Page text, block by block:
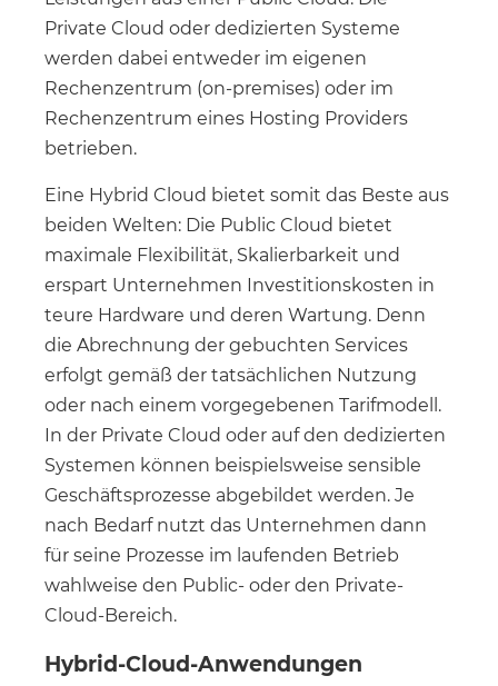
Private Cloud oder dedizierten Systeme
werden dabei entweder im eigenen
Rechenzentrum (on-premises) oder im
Rechenzentrum eines Hosting Providers
betrieben.
Eine Hybrid Cloud bietet somit das Beste aus
beiden Welten: Die Public Cloud bietet
maximale Flexibilität, Skalierbarkeit und
erspart Unternehmen Investitionskosten in
teure Hardware und deren Wartung. Denn
die Abrechnung der gebuchten Services
erfolgt gemäß der tatsächlichen Nutzung
oder nach einem vorgegebenen Tarifmodell.
In der Private Cloud oder auf den dedizierten
Systemen können beispielsweise sensible
Geschäftsprozesse abgebildet werden. Je
nach Bedarf nutzt das Unternehmen dann
für seine Prozesse im laufenden Betrieb
wahlweise den Public- oder den Private-
Cloud-Bereich.
Hybrid-Cloud-Anwendungen